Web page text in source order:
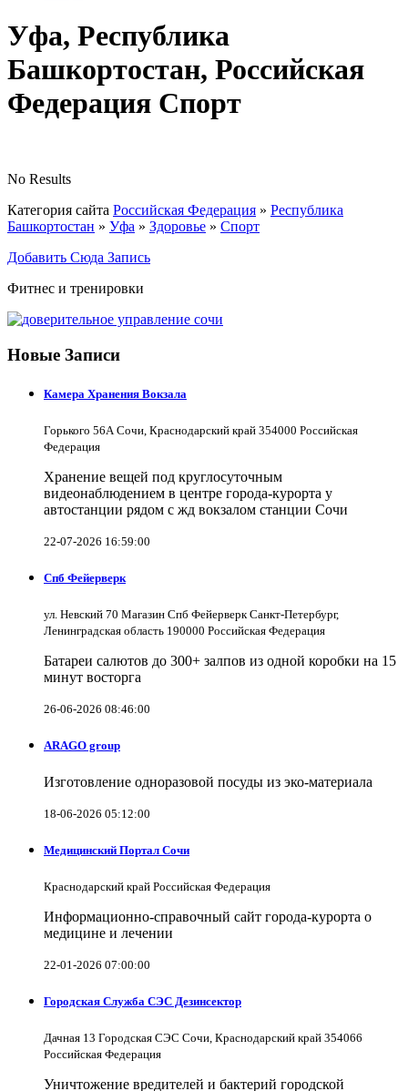
Уфа, Республика
Башкортостан, Российская
Федерация Спорт
No Results
Категория сайта Российская Федерация » Республика
Башкортостан » Уфа » Здоровье » Спорт
Добавить Сюда Запись
Фитнес и тренировки
Новые Записи
Камера Хранения Вокзала
Горького 56А Сочи, Краснодарский край 354000 Российская
Федерация
Хранение вещей под круглосуточным
видеонаблюдением в центре города-курорта у
автостанции рядом с жд вокзалом станции Сочи
22-07-2026 16:59:00
Спб Фейерверк
ул. Невский 70 Магазин Спб Фейерверк Санкт-Петербург,
Ленинградская область 190000 Российская Федерация
Батареи салютов до 300+ залпов из одной коробки на 15
минут восторга
26-06-2026 08:46:00
ARAGO group
Изготовление одноразовой посуды из эко-материала
18-06-2026 05:12:00
Медицинский Портал Сочи
Краснодарский край Российская Федерация
Информационно-справочный сайт города-курорта о
медицине и лечении
22-01-2026 07:00:00
Городская Служба СЭС Дезинсектор
Дачная 13 Городская СЭС Сочи, Краснодарский край 354066
Российская Федерация
Уничтожение вредителей и бактерий городской